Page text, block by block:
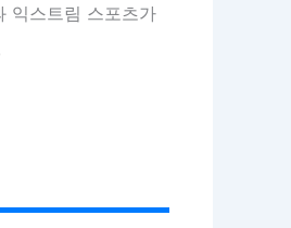
익스트림 스포츠가